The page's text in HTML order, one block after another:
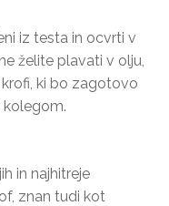
iz testa in ocvrti v
želite plavati v olju,
ki bo zagotovo
in najhitreje
znan tudi kot